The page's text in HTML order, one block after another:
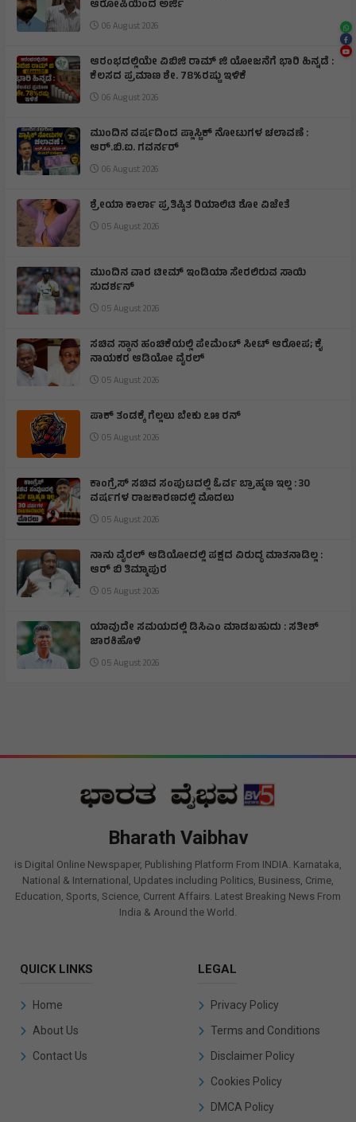
ಆರೋಪಿಯಿಂದ ಅರ್ಜಿ
06 August 2026
ಆರಂಭದಲ್ಲಿಯೇ ವಿಬಿಜಿ ರಾಮ್ ಜಿ ಯೋಜನೆಗೆ ಭಾರಿ ಹಿನ್ನಡೆ :
ಕೆಲಸದ ಪ್ರಮಾಣ ಶೇ. 78%ರಷ್ಟು ಇಳಿಕೆ
06 August 2026
ಮುಂದಿನ ವರ್ಷದಿಂದ ಪ್ಲಾಸ್ಟಿಕ್ ನೋಟುಗಳ ಚಲಾವಣೆ :
ಆರ್‌.ಬಿ.ಐ. ಗವರ್ನರ್
06 August 2026
ಶ್ರೇಯಾ ಕಾರ್ಲಾ ಪ್ರತಿಷ್ಠಿತ ರಿಯಾಲಿಟಿ ಶೋ ವಿಜೇತೆ
05 August 2026
ಮುಂದಿನ ವಾರ ಟೀಮ್ ಇಂಡಿಯಾ ಸೇರಲಿರುವ ಸಾಯಿ
ಸುದರ್ಶನ್
05 August 2026
ಸಚಿವ ಸ್ಥಾನ ಹಂಚಿಕೆಯಲ್ಲಿ ಪೇಮೆಂಟ್ ಸೀಟ್ ಆರೋಪ; ಕೈ
ನಾಯಕರ ಆಡಿಯೋ ವೈರಲ್
05 August 2026
ಪಾಕ್ ತಂಡಕ್ಕೆ ಗೆಲ್ಲಲು ಬೇಕು ೭೫ ರನ್
05 August 2026
ಕಾಂಗ್ರೆಸ್ ಸಚಿವ ಸಂಪುಟದಲ್ಲಿ ಓರ್ವ ಬ್ರಾಹ್ಮಣ ಇಲ್ಲ : 30
ವರ್ಷಗಳ ರಾಜಕಾರಣದಲ್ಲಿ ಮೊದಲು
05 August 2026
ನಾನು ವೈರಲ್ ಆಡಿಯೋದಲ್ಲಿ ಪಕ್ಷದ ವಿರುದ್ಧ ಮಾತನಾಡಿಲ್ಲ :
ಆರ್ ಬಿ ತಿಮ್ಮಾಪುರ
05 August 2026
ಯಾವುದೇ ಸಮಯದಲ್ಲಿ ಡಿಸಿಎಂ ಮಾಡಬಹುದು : ಸತೀಶ್
ಜಾರಕಿಹೊಳಿ
05 August 2026
Bharath Vaibhav
is Digital Online Newspaper, Publishing Platform From INDIA. Karnataka,
National & International, Updates including Politics, Business, Crime,
Education, Sports, Science, Current Affairs. Latest Breaking News From
India & Around the World.
QUICK LINKS
Home
About Us
Contact Us
LEGAL
Privacy Policy
Terms and Conditions
Disclaimer Policy
Cookies Policy
DMCA Policy